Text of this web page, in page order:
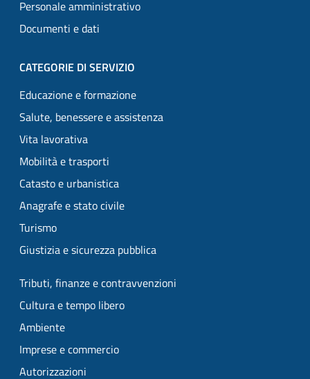
Personale amministrativo
Documenti e dati
CATEGORIE DI SERVIZIO
Educazione e formazione
Salute, benessere e assistenza
Vita lavorativa
Mobilità e trasporti
Catasto e urbanistica
Anagrafe e stato civile
Turismo
Giustizia e sicurezza pubblica
Tributi, finanze e contravvenzioni
Cultura e tempo libero
Ambiente
Imprese e commercio
Autorizzazioni